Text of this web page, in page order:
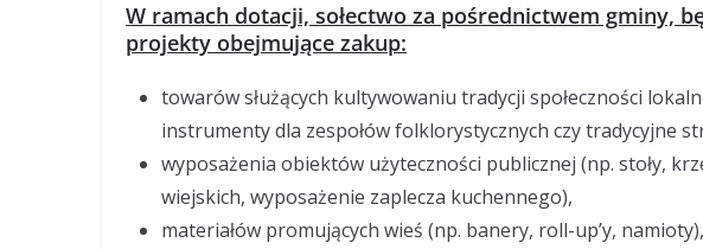
W ramach dotacji, sołectwo za pośrednictwem gminy,
projekty obejmujące zakup:
towarów służących kultywowaniu tradycji społeczności
instrumenty dla zespołów folklorystycznych czy tradycyjne
wyposażenia obiektów użyteczności publicznej (np. stoły,
wiejskich, wyposażenie zaplecza kuchennego),
materiałów promujących wieś (np. banery, roll-up’y, namioty),